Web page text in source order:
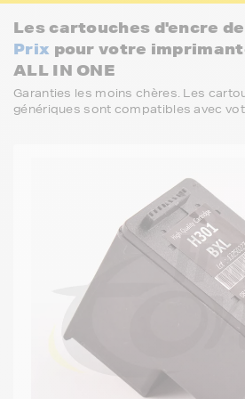
Les cartouches d'encre
Prix pour votre
ALL IN ONE
Garanties les moins chères. Les
génériques sont compatibles avec